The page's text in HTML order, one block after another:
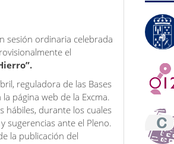
sesión ordinaria celebrada
el
reguladora de las Bases
página web de la Excma.
hábiles, durante los cuales
sugerencias ante el Pleno.
la publicación del